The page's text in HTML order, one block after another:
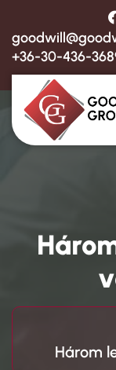
+36-30-436-
Három